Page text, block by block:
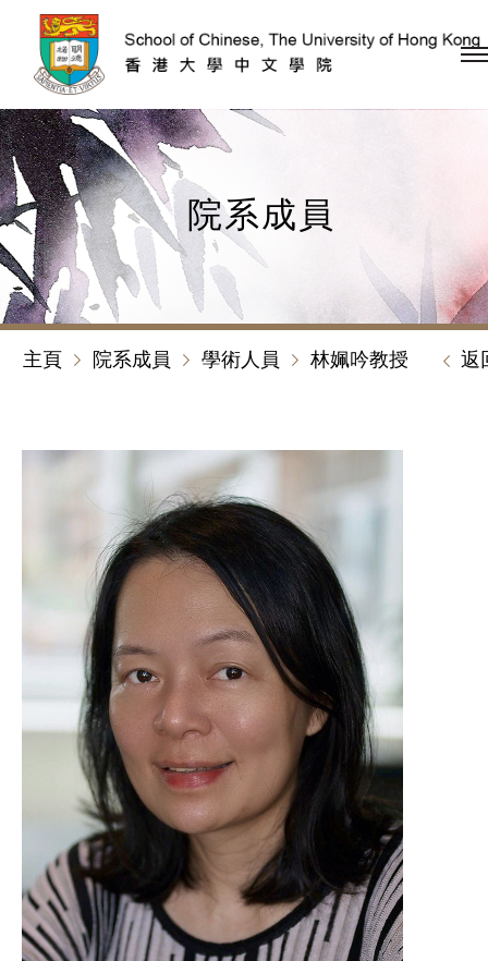
跳到內容（按回車鍵）
院系成員
主頁 院系成員 學術人員 林姵吟教授 返